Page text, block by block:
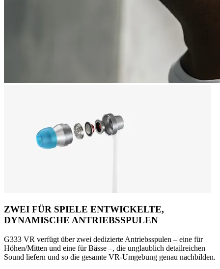
ZWEI FÜR SPIELE ENTWICKELTE,
DYNAMISCHE ANTRIEBSSPULEN
G333 VR verfügt über zwei dedizierte Antriebsspulen – eine für
Höhen/Mitten und eine für Bässe –, die unglaublich detailreichen
Sound liefern und so die gesamte VR-Umgebung genau nachbilden.